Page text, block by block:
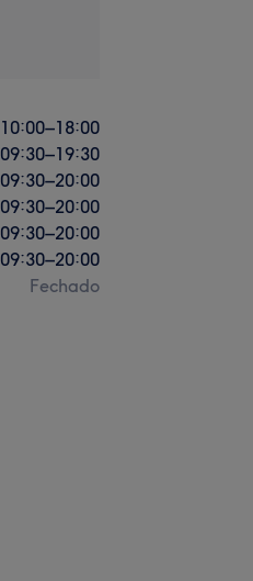
10:00–18:00
09:30–19:30
09:30–20:00
09:30–20:00
09:30–20:00
09:30–20:00
Fechado